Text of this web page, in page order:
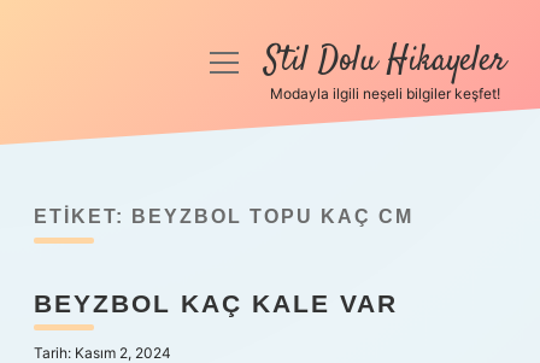
Anasayfa
Yasal Uyarı
Hakkımızda
menüyüStil Dolu Hikayeler
Modayla ilgili neşeli bilgiler keşfet!
ETIKET: BEYZBOL TOPU KAÇ CM
BEYZBOL KAÇ KALE VAR
Tarih: Kasım 2, 2024